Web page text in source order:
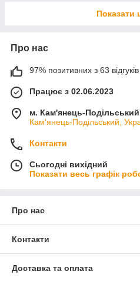
Показати
Про нас
97% позитивних з 63 відгуків
Працює з 02.06.2023
м. Кам'янець-Подільський
Кам'янець-Подільський,
Контакти
Сьогодні вихідний
Показати весь графік
Про нас
Контакти
Доставка та оплата